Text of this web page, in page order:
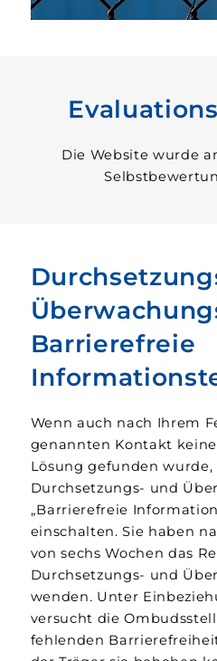
Die Website wurde
Barrierefreie
Wenn auch nach Ihrem
genannten Kontakt
Lösung gefunden wurde,
Durchsetzungs- und
„Barrierefreie
einschalten. Sie haben
von sechs Wochen das
Durchsetzungs- und
wenden. Unter
versucht die
fehlenden